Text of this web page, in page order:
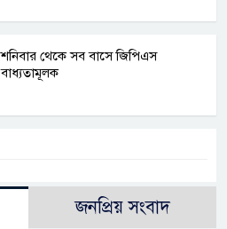
শনিবার থেকে সব বাসে জিপিএস
বাধ্যতামূলক
জনপ্রিয় সংবাদ